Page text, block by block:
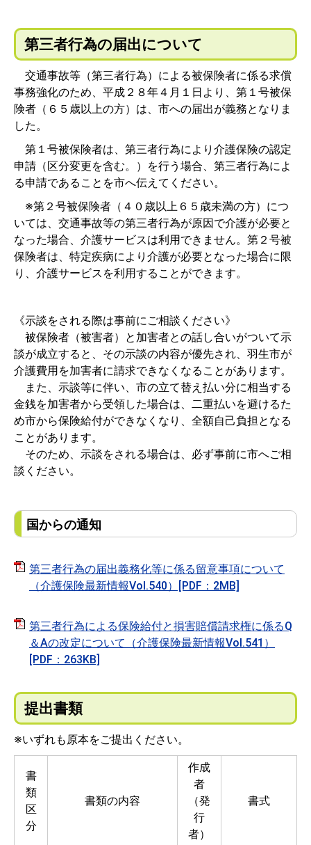
第三者行為の届出について
交通事故等（第三者行為）による被保険者に係る求償
事務強化のため、平成２８年４月１日より、第１号被保
険者（６５歳以上の方）は、市への届出が義務となりま
した。
第１号被保険者は、第三者行為により介護保険の認定
申請（区分変更を含む。）を行う場合、第三者行為によ
る申請であることを市へ伝えてください。
※第２号被保険者（４０歳以上６５歳未満の方）につ
いては、交通事故等の第三者行為が原因で介護が必要と
なった場合、介護サービスは利用できません。第２号被
保険者は、特定疾病により介護が必要となった場合に限
り、介護サービスを利用することができます。
《示談をされる際は事前にご相談ください》
被保険者（被害者）と加害者との話し合いがついて示
談が成立すると、その示談の内容が優先され、羽生市が
介護費用を加害者に請求できなくなることがあります。
また、示談等に伴い、市の立て替え払い分に相当する
金銭を加害者から受領した場合は、二重払いを避けるた
め市から保険給付ができなくなり、全額自己負担となる
ことがあります。
そのため、示談をされる場合は、必ず事前に市へご相
談ください。
国からの通知
第三者行為の届出義務化等に係る留意事項について
（介護保険最新情報Vol.540）[PDF：2MB]
第三者行為による保険給付と損害賠償請求権に係るQ
＆Aの改定について（介護保険最新情報Vol.541）
[PDF：263KB]
提出書類
※いずれも原本をご提出ください。
書
類
区
分
書類の内容
作成
者
（発
行
者）
書式